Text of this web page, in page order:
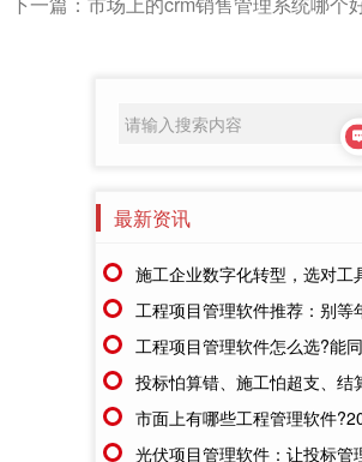
最新资讯
施工企业数字化转型，选对工具
工程项目管理软件推荐：别等年底才知道亏了!
工程项目管理软件怎么选?能同时管住
投标怕算错、施工怕超支、结算怕扯皮?这款
市面上有哪些工程管理软件?2026年
光伏项目管理软件：让投标管